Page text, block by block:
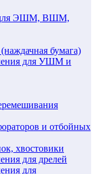
для ЭШМ, ВШМ,
бумага)
для УШМ и
и отбойных
хвостовики
для дрелей
для